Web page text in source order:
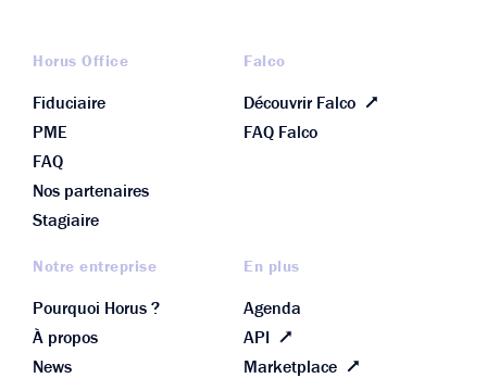
Horus Office
Fiduciaire
PME
FAQ
Nos partenaires
Stagiaire
Falco
Découvrir Falco
FAQ Falco
Notre entreprise
Pourquoi Horus ?
À propos
News
En plus
Agenda
API
Marketplace